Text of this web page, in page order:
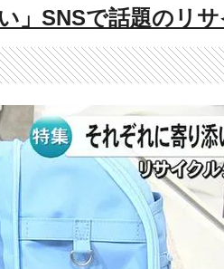
」SNSで話題のリ